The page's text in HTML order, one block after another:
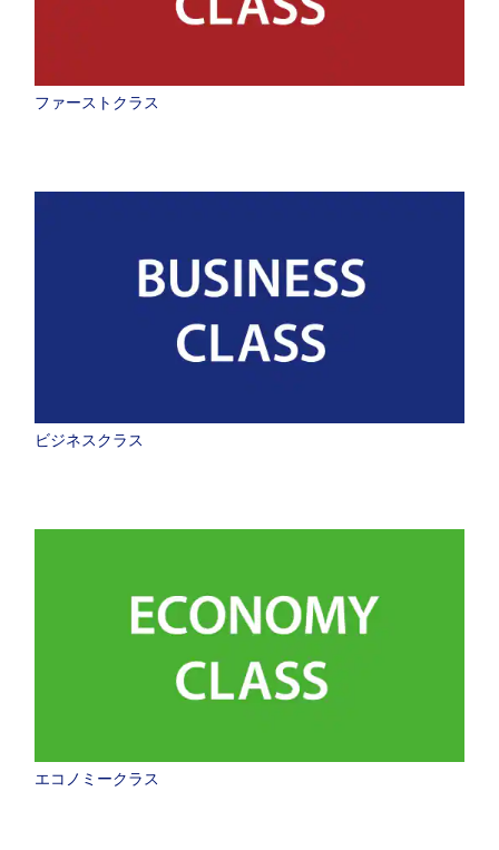
ファーストクラス
ビジネスクラス
エコノミークラス